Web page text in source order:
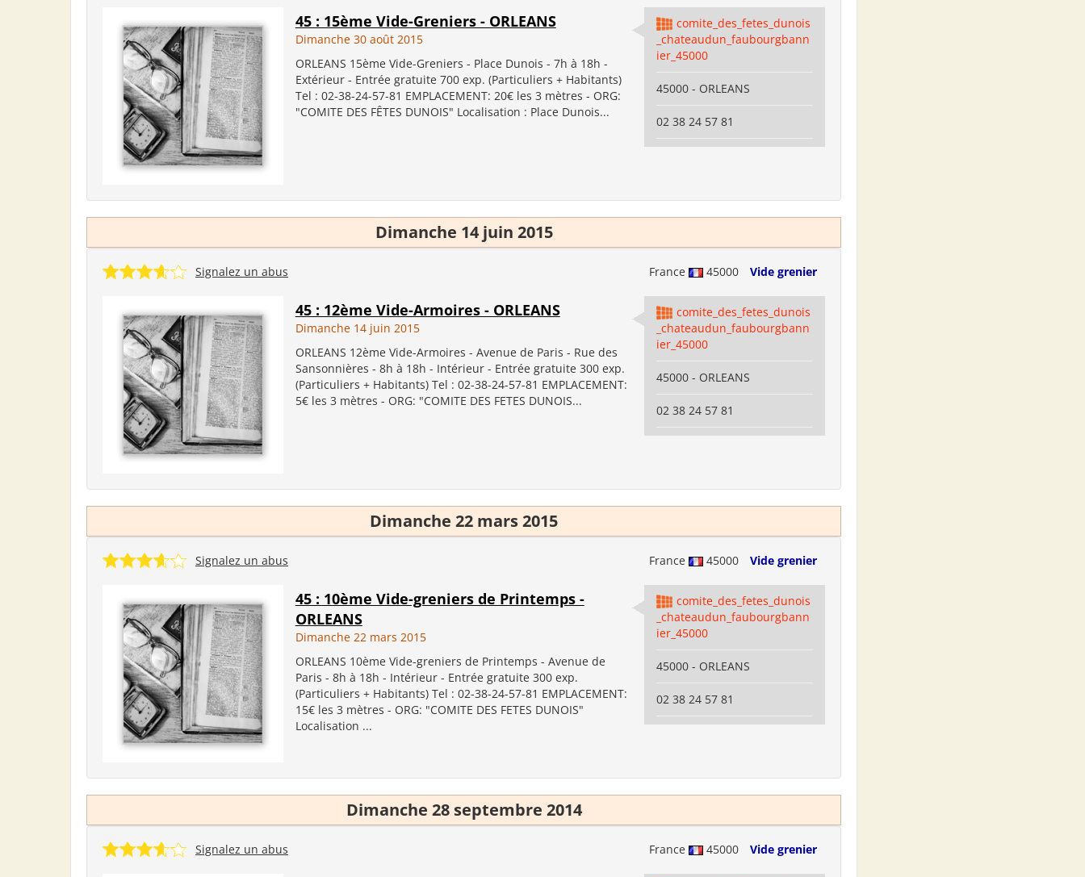
45 : 15ème Vide-Greniers - ORLEANS
Dimanche 30 août 2015
ORLEANS 15ème Vide-Greniers - Place Dunois - 7h à 18h -
Extérieur - Entrée gratuite 700 exp. (Particuliers + Habitants)
Tel : 02-38-24-57-81 EMPLACEMENT: 20€ les 3 mètres - ORG:
"COMITE DES FÊTES DUNOIS" Localisation : Place Dunois...
comite_des_fetes_dunois
_chateaudun_faubourgbann
ier_45000
45000 - ORLEANS
02 38 24 57 81
Dimanche 14 juin 2015
France 45000 Vide grenier
Signalez un abus
45 : 12ème Vide-Armoires - ORLEANS
Dimanche 14 juin 2015
ORLEANS 12ème Vide-Armoires - Avenue de Paris - Rue des
Sansonnières - 8h à 18h - Intérieur - Entrée gratuite 300 exp.
(Particuliers + Habitants) Tel : 02-38-24-57-81 EMPLACEMENT:
5€ les 3 mètres - ORG: "COMITE DES FETES DUNOIS...
comite_des_fetes_dunois
_chateaudun_faubourgbann
ier_45000
45000 - ORLEANS
02 38 24 57 81
Dimanche 22 mars 2015
France 45000 Vide grenier
Signalez un abus
45 : 10ème Vide-greniers de Printemps -
ORLEANS
Dimanche 22 mars 2015
ORLEANS 10ème Vide-greniers de Printemps - Avenue de
Paris - 8h à 18h - Intérieur - Entrée gratuite 300 exp.
(Particuliers + Habitants) Tel : 02-38-24-57-81 EMPLACEMENT:
15€ les 3 mètres - ORG: "COMITE DES FETES DUNOIS"
Localisation ...
comite_des_fetes_dunois
_chateaudun_faubourgbann
ier_45000
45000 - ORLEANS
02 38 24 57 81
Dimanche 28 septembre 2014
France 45000 Vide grenier
Signalez un abus